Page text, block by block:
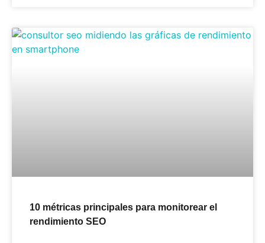
10 métricas principales para monitorear el
rendimiento SEO